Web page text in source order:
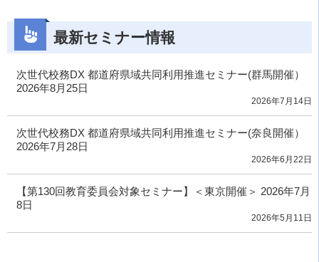
最新セミナー情報
次世代校務DX 都道府県域共同利用推進セミナー(群馬開催）
2026年8月25日
2026年7月14日
次世代校務DX 都道府県域共同利用推進セミナー(奈良開催）
2026年7月28日
2026年6月22日
【第130回教育委員会対象セミナー】＜東京開催＞ 2026年7月
8日
2026年5月11日